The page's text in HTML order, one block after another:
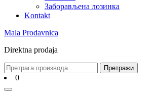
Заборављена лозинка
Kontakt
Mala Prodavnica
Direktna prodaja
Претрага
за:
Претражи
Cart0
Open